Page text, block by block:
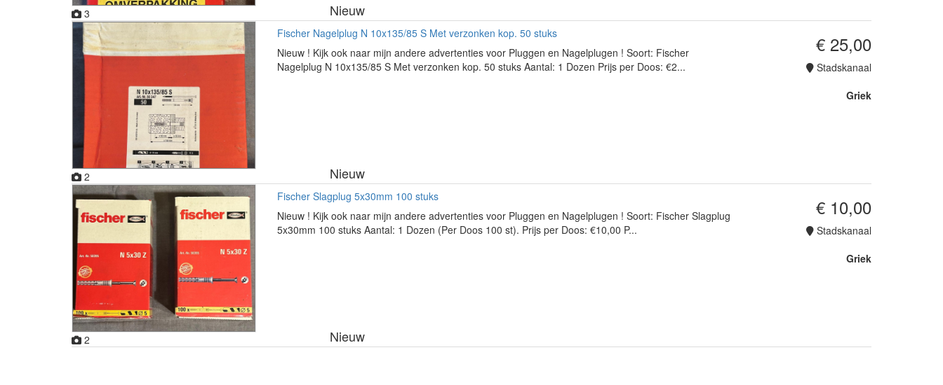
3 Nieuw
2 Nieuw
Fischer Nagelplug N 10x135/85 S Met verzonken kop. 50 stuks
Nieuw ! Kijk ook naar mijn andere advertenties voor Pluggen en Nagelplugen ! Soort: Fischer
Nagelplug N 10x135/85 S Met verzonken kop. 50 stuks Aantal: 1 Dozen Prijs per Doos: €2...
€ 25,00
Stadskanaal
Griek
2 Nieuw
Fischer Slagplug 5x30mm 100 stuks
Nieuw ! Kijk ook naar mijn andere advertenties voor Pluggen en Nagelplugen ! Soort: Fischer Slagplug
5x30mm 100 stuks Aantal: 1 Dozen (Per Doos 100 st). Prijs per Doos: €10,00 P...
€ 10,00
Stadskanaal
Griek